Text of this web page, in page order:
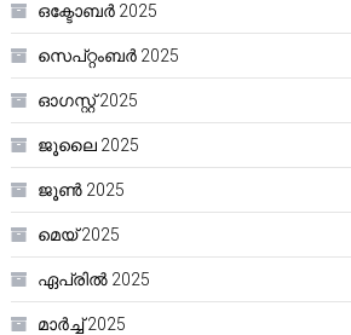
ഒക്ടോബർ 2025
സെപ്റ്റംബർ 2025
ഓഗസ്റ്റ്‌ 2025
ജൂലൈ 2025
ജൂൺ 2025
മെയ്‌ 2025
ഏപ്രിൽ 2025
മാർച്ച്‌ 2025